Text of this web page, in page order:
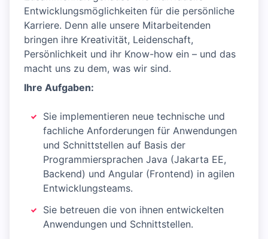
Entwicklungsmöglichkeiten für die persönliche
Karriere. Denn alle unsere Mitarbeitenden
bringen ihre Kreativität, Leidenschaft,
Persönlichkeit und ihr Know-how ein – und das
macht uns zu dem, was wir sind.
Ihre Aufgaben:
Sie implementieren neue technische und
fachliche Anforderungen für Anwendungen
und Schnittstellen auf Basis der
Programmiersprachen Java (Jakarta EE,
Backend) und Angular (Frontend) in agilen
Entwicklungsteams.
Sie betreuen die von ihnen entwickelten
Anwendungen und Schnittstellen.